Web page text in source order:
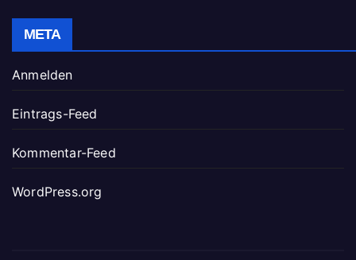
META
Anmelden
Eintrags-Feed
Kommentar-Feed
WordPress.org